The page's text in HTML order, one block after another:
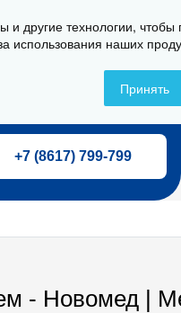
и другие технологии,
использования наших
Принять
36А
Записаться на прием
+7 (8617) 799-799
- Новомед |